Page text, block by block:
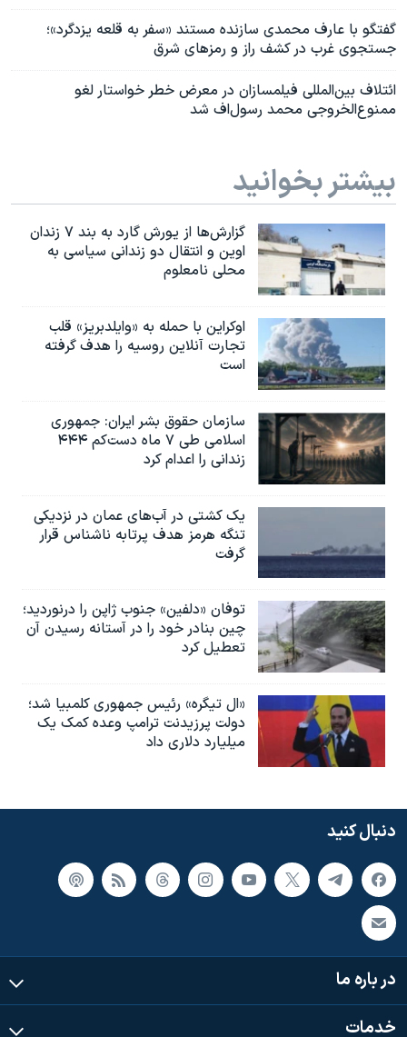
گفتگو با عارف محمدی سازنده مستند «سفر به قلعه یزدگرد»؛
جستجوی غرب در کشف راز و رمزهای شرق
ائتلاف بین‌المللی فیلمسازان در معرض خطر خواستار لغو
ممنوع‌الخروجی محمد رسول‌اف شد
بیشتر بخوانید
گزارش‌ها از یورش گارد به بند ۷ زندان
اوین و انتقال دو زندانی سیاسی به
محلی نامعلوم
اوکراین با حمله به «وایلدبریز» قلب
تجارت آنلاین روسیه را هدف گرفته
است
سازمان حقوق بشر ایران: جمهوری
اسلامی طی ۷ ماه دست‌کم ۴۴۴
زندانی را اعدام کرد
یک کشتی در آب‌های عمان در نزدیکی
تنگه هرمز هدف پرتابه ناشناس قرار
گرفت
توفان «دلفین» جنوب ژاپن را درنوردید؛
چین بنادر خود را در آستانه رسیدن آن
تعطیل کرد
«ال تیگره» رئیس جمهوری کلمبیا شد؛
دولت پرزیدنت ترامپ وعده کمک یک
میلیارد دلاری داد
دنبال کنید
در باره ما
خدمات